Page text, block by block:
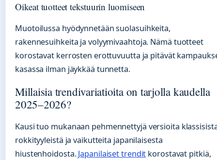
Oikeat tuotteet tekstuurin luomiseen
Muotoilussa hyödynnetään suolasuihkeita,
rakennesuihkeita ja volyymivaahtoja. Nämä tuotteet
korostavat kerrosten erottuvuutta ja pitävät
kasassa ilman jäykkää tunnetta.
Millaisia trendivariatioita on tarjolla kaudella
2025–2026?
Kausi tuo mukanaan pehmennettyjä versioita
rokkityyleistä ja vaikutteita japanilaisesta
hiustenhoidosta.Japanilaiset trendit korostavat pitkiä,